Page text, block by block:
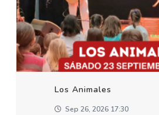
Los Animales
Sep 26, 2026 17:30